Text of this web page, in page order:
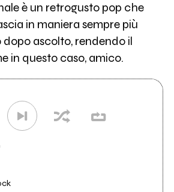
è un retrogusto pop che
in maniera sempre più
ascolto, rendendo il
in questo caso, amico.